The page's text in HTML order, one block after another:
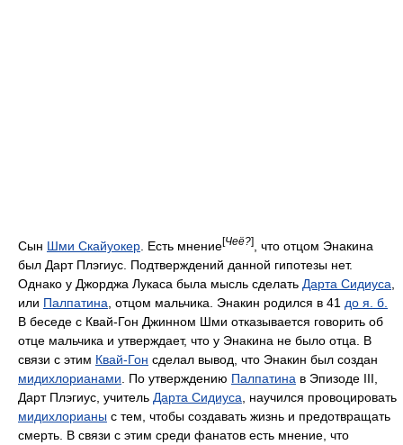
Сын Шми Скайуокер . Есть мнение[Чеё?]
, что отцом Энакина
был Дарт Плэгиус. Подтверждений данной гипотезы нет.
Однако у Джорджа Лукаса была мысль сделать Дарта Сидиуса
или Палпатина , отцом мальчика. Энакин родился в 41 до я. б.
В беседе с Квай-Гон Джинном Шми отказывается говорить об
отце мальчика и утверждает, что у Энакина не было отца. В
связи с этим Квай-Гон сделал вывод, что Энакин был создан
мидихлорианами . По утверждению Палпатина в Эпизоде III,
Дарт Плэгиус, учитель Дарта Сидиуса , научился провоцировать
мидихлорианы с тем, чтобы создавать жизнь и предотвращать
смерть. В связи с этим среди фанатов есть мнение, что